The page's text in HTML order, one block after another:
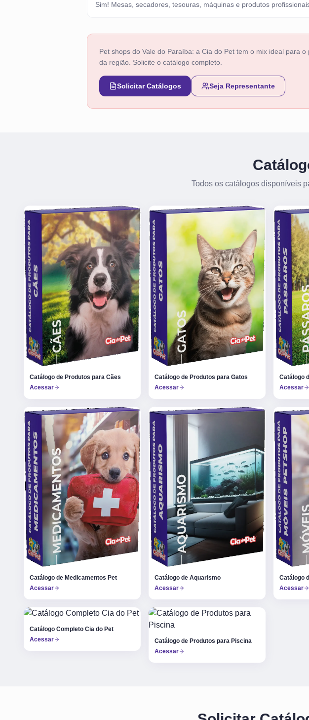
Sim! Mesas, secadores, tesouras, máquinas e produtos
Pet shops do Vale do Paraíba: a Cia do Pet tem o mix ideal para
da região. Solicite o catálogo completo.
Solicitar Catálogos Seja Representante
Todos os catálogos disponíveis
Catálogo de Produtos para Cães
Acessar
Catálogo de Produtos para Gatos
Acessar
Catálogo
Acessar
Catálogo de Medicamentos Pet
Acessar
Catálogo de Aquarismo
Acessar
Catálogo
Acessar
Catálogo Completo Cia do Pet
Acessar
Catálogo de Produtos para Piscina
Acessar